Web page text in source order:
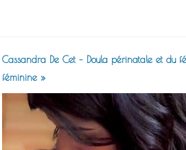
Cassandra De Cet – Doula périnatale et du
féminine »